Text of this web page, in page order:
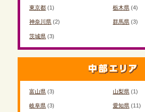
東京都 (1) 栃木県(4)
神奈川県 (2) 群馬県(3)
茨城県 (3)
富山県 (3) 山梨県(1)
岐阜県 (3) 愛知県(11)